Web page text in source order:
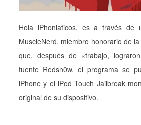
Hola iPhoniaticos, es a través de
MuscleNerd, miembro honorario de
que, después de «trabajo,
fuente Redsn0w, el programa se
iPhone y el iPod Touch Jailbreak
original de su dispositivo.